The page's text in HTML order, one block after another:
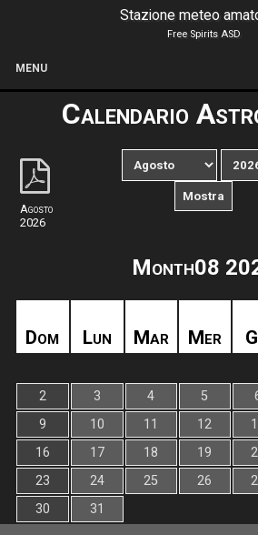
Stazione meteo
Free Spirits ASD
MENU
Calendario
Agosto
2026
Month08
Dom Lun Mar Mer
2
3 4 5
9
10 11 12
16
17 18 19
23
24 25 26
30
31